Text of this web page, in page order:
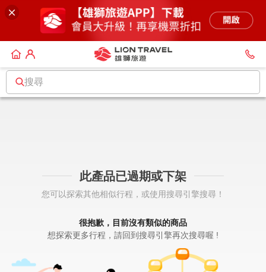
搜尋
此產品已過期或下架
您可以探索其他相似行程，或使用搜尋引擎搜尋！
很抱歉，目前沒有類似的商品
想探索更多行程，請回到搜尋引擎再次搜尋喔 !